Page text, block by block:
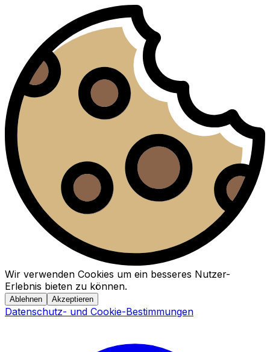
Wir verwenden Cookies um ein besseres Nutzer-
Erlebnis bieten zu können.
Ablehnen Akzeptieren
Datenschutz- und Cookie-Bestimmungen